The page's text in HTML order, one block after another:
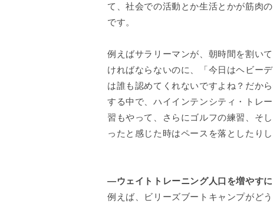
て、社会での活動とか生活とかが筋肉
です。
例えばサラリーマンが、朝時間を割い
ければならないのに、「今日はヘビー
は誰も認めてくれないですよね？だか
する中で、ハイインテンシティ・トレ
習もやって、さらにゴルフの練習、そ
ったと感じた時はペースを落としたりし
—ウェイトトレーニング人口を増やす
例えば、ビリーズブートキャンプがど